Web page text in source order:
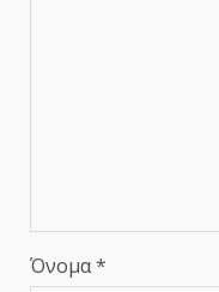
Όνομα*